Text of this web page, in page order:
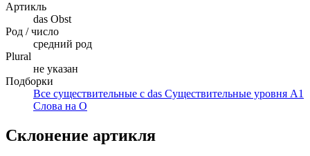
Артикль
das Obst
Род / число
средний род
Plural
не указан
Подборки
Все существительные с das Существительные уровня A1
Слова на O
Склонение артикля